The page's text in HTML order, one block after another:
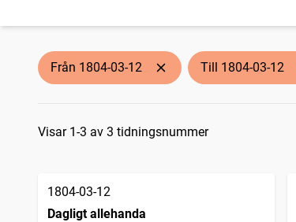
Från 1804-03-12 Till 1804-03-12
Sökresultat
Visar 1-3 av 3 tidningsnummer
1804-03-12
Dagligt allehanda